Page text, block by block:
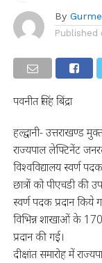
By
Published
पवनीत सिंह बिंद्रा
हल्द्वानी- उत्तराखण्ड
राज्यपाल लेफ्टिनेंट
विश्वविद्यालय स्वर्ण
छात्रों को पीएचडी की
स्वर्ण पदक प्रदान किये
विभिन्न शाखाओं के
प्रदान की गई।
दीक्षांत समारोह में